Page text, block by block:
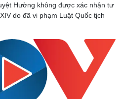
Hường không được xác nhận tư
do đã vi phạm Luật Quốc tịch